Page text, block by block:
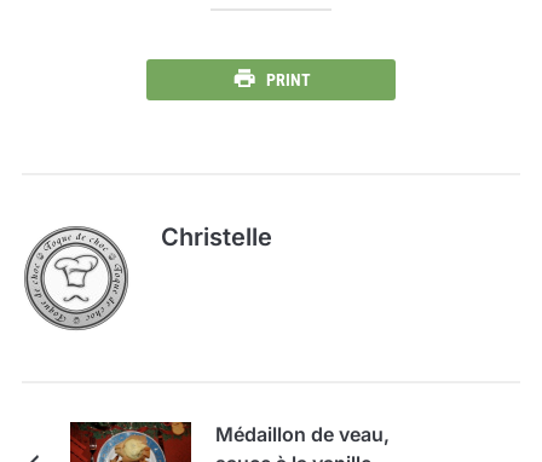
PRINT
Christelle
Médaillon de veau,